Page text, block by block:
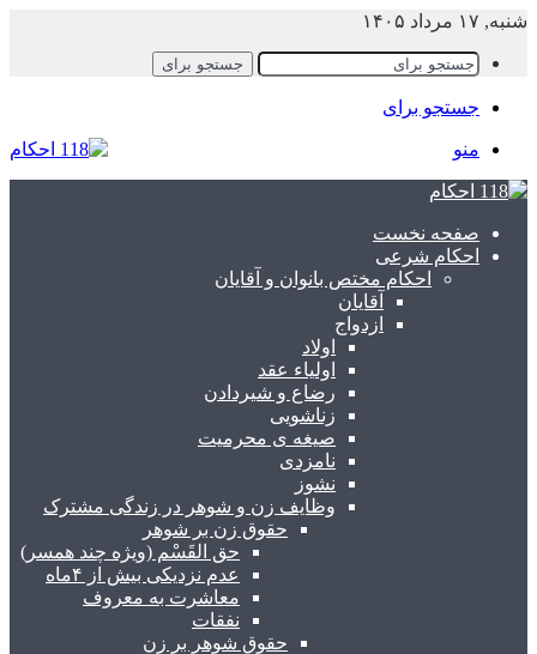
شنبه, ۱۷ مرداد ۱۴۰۵
جستجو برای
جستجو برای
منو
صفحه نخست
احکام شرعی
احکام مختص بانوان و آقایان
آقایان
ازدواج
اولاد
اولیاء عقد
رضاع و شیردادن
زناشویی
صیغه ی محرمیت
نامزدی
نشوز
وظایف زن و شوهر در زندگی مشترک
حقوق زن بر شوهر
حق القَسْم (ویژه چند همسر)
عدم نزدیکی بیش از ۴ماه
معاشرت به معروف
نفقات
حقوق شوهر بر زن